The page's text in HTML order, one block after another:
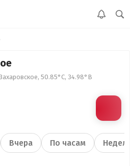
50.85°С, 34.98°В
Вчера По часам